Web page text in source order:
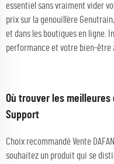
essentiel sans vraiment vider
prix sur la genouillère
et dans les boutiques en ligne.
performance et votre bien-être
Où trouver les
Support
Choix recommandé Vente
souhaitez un produit qui se